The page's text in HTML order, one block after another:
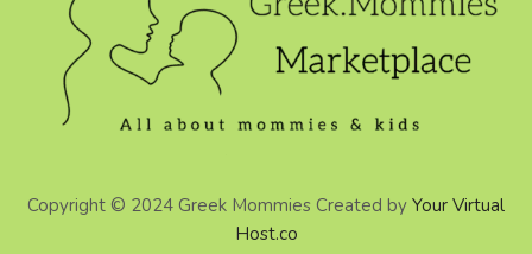
Copyright © 2024 Greek Mommies Created by Your Virtual
Host.co